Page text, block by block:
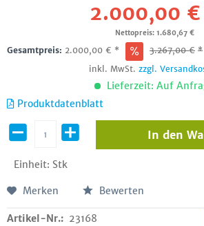
2.000,00
Nettopreis: 1.680,67 €
Gesamtpreis: 2.000,00 € * 3.267,00€ *
inkl. MwSt. zzgl.
Lieferzeit: Auf
Produktdatenblatt
Einheit: Stk
In den
Merken Bewerten
Artikel-Nr.: 23168